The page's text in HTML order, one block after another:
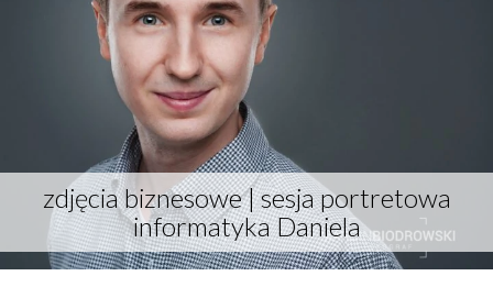
Co widzimy na zdjęciach czyli o roli
komunikacji z fotografem
zdjęcia biznesowe | sesja portretowa
informatyka Daniela